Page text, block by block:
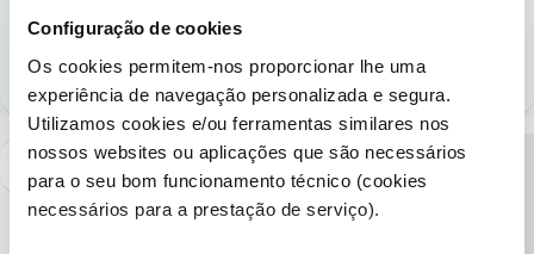
Configuração de cookies
Os cookies permitem-nos proporcionar lhe uma
experiência de navegação personalizada e segura.
Utilizamos cookies e/ou ferramentas similares nos
nossos websites ou aplicações que são necessários
para o seu bom funcionamento técnico (cookies
necessários para a prestação de serviço).
1 pessoa gostou